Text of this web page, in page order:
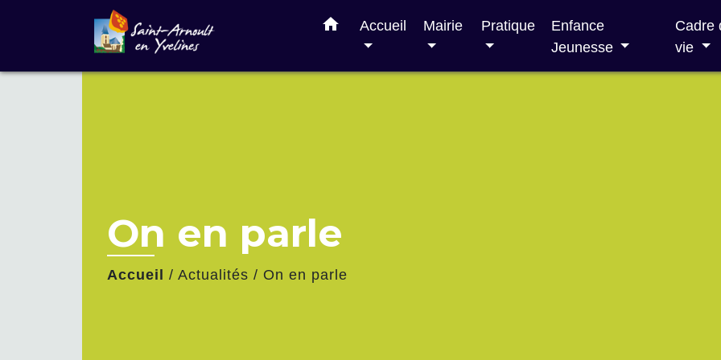
home Accueil Mairie Pratique
Enfance
Jeunesse
Cadre
vie
On en parle
Accueil / Actualités / On en parle